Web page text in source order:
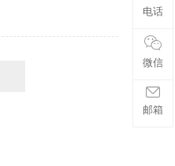
电话
微信
邮箱